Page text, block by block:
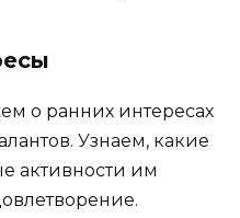
о ранних интересах
Узнаем, какие
активности им